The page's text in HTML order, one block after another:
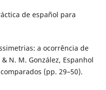
de español para
a ocorrência de
N. M. González, Espanhol
(pp. 29–50).